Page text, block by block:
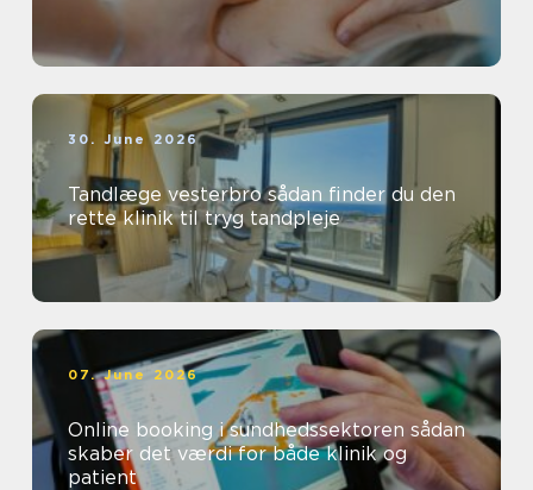
30. June 2026
Tandlæge vesterbro sådan finder du den
rette klinik til tryg tandpleje
07. June 2026
Online booking i sundhedssektoren sådan
skaber det værdi for både klinik og
patient